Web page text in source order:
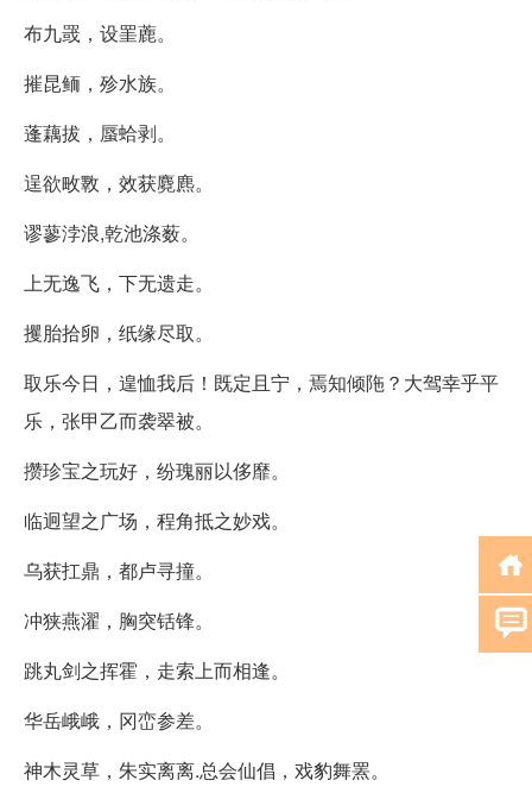
布九罭，设罣蔍。
摧昆鲕，殄水族。
蓬藕拔，蜃蛤剥。
逞欲畋斁，效获麑麃。
谬蓼浡浪,乾池涤薮。
上无逸飞，下无遗走。
攫胎拾卵，纸缘尽取。
取乐今日，遑恤我后！既定且宁，焉知倾陁？大驾幸乎平
乐，张甲乙而袭翠被。
攒珍宝之玩好，纷瑰丽以侈靡。
临迥望之广场，程角抵之妙戏。
乌获扛鼎，都卢寻撞。
冲狭燕濯，胸突铦锋。
跳丸剑之挥霍，走索上而相逢。
华岳峨峨，冈峦参差。
神木灵草，朱实离离.总会仙倡，戏豹舞罴。